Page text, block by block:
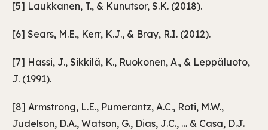
[5] Laukkanen, T., & Kunutsor, S.K. (2018).
[6] Sears, M.E., Kerr, K.J., & Bray, R.I. (2012).
[7] Hassi, J., Sikkilä, K., Ruokonen, A., & Leppäluoto,
J. (1991).
[8] Armstrong, L.E., Pumerantz, A.C., Roti, M.W.,
Judelson, D.A., Watson, G., Dias, J.C., … & Casa, D.J.